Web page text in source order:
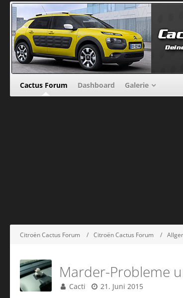
Cactus Forum Dashboard Galerie
Citroën Cactus Forum Citroën Cactus Forum
Marder-Probleme
Cacti 21. Juni 2015